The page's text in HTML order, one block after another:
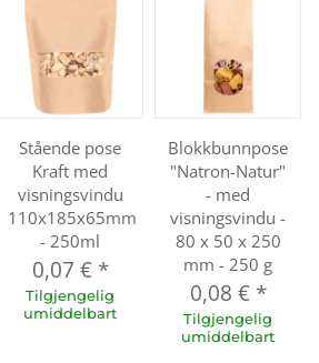
Stående pose
Kraft med
visningsvindu
110x185x65mm
- 250ml
0,07 € *
Tilgjengelig
umiddelbart
Blokkbunnpose
"Natron-Natur"
- med
visningsvindu -
80 x 50 x 250
mm - 250 g
0,08 € *
Tilgjengelig
umiddelbart